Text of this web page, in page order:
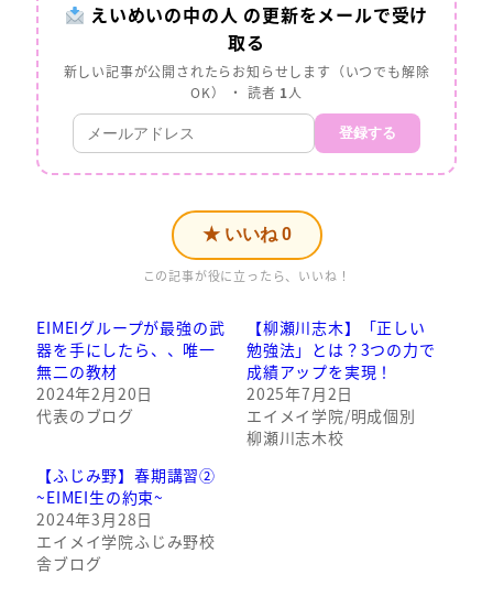
えいめいの中の人 の更新をメールで受け
取る
新しい記事が公開されたらお知らせします（いつでも解除
OK） ・ 読者 1 人
登録する
★ いいね 0
この記事が役に立ったら、いいね！
EIMEIグループが最強の武
器を手にしたら、、唯一
無二の教材
2024年2月20日
代表のブログ
【柳瀬川志木】「正しい
勉強法」とは？3つの力で
成績アップを実現！
2025年7月2日
エイメイ学院/明成個別
柳瀬川志木校
【ふじみ野】春期講習②
~EIMEI生の約束~
2024年3月28日
エイメイ学院ふじみ野校
舎ブログ